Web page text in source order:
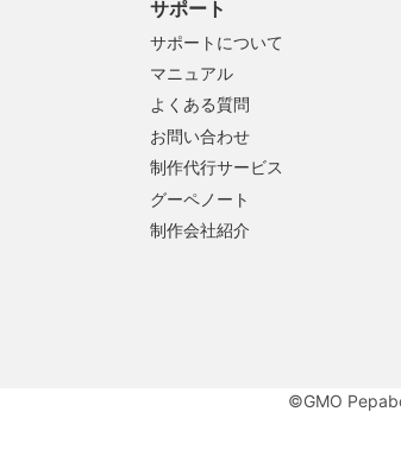
サポート
サポートについて
マニュアル
よくある質問
お問い合わせ
制作代行サービス
グーペノート
制作会社紹介
©GMO